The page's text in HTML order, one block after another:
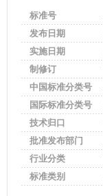
标准号
发布日期
实施日期
制修订
中国标准分类号
国际标准分类号
技术归口
批准发布部门
行业分类
标准类别